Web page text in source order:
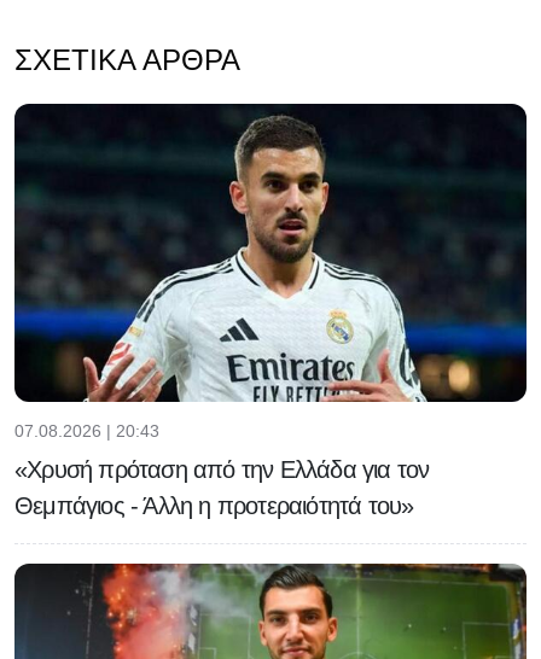
ΣΧΕΤΙΚΆ ΆΡΘΡΑ
07.08.2026 | 20:43
«Χρυσή πρόταση από την Ελλάδα για τον
Θεμπάγιος - Άλλη η προτεραιότητά του»